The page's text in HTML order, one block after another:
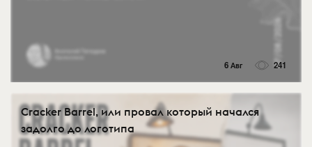
6 Авг 241
Cracker Barrel, или провал который начался
задолго до логотипа